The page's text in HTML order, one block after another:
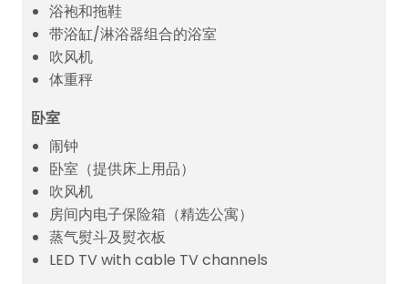
浴袍和拖鞋
带浴缸/淋浴器组合的浴室
吹风机
体重秤
卧室
闹钟
卧室（提供床上用品）
吹风机
房间内电子保险箱（精选公寓）
蒸气熨斗及熨衣板
LED TV with cable TV channels